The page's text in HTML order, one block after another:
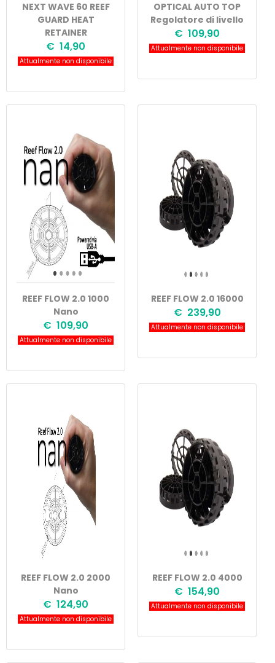
NEXT WAVE 60 REEF
GUARD HEAT
RETAINER
€ 14,90
Attualmente non disponibile
OPTICAL AUTO TOP
Regolatore di livello
€ 109,90
Attualmente non disponibile
REEF FLOW 2.0 1000
Nano
€ 109,90
Attualmente non disponibile
REEF FLOW 2.0 16000
€ 239,90
Attualmente non disponibile
REEF FLOW 2.0 2000
Nano
€ 124,90
Attualmente non disponibile
REEF FLOW 2.0 4000
€ 154,90
Attualmente non disponibile